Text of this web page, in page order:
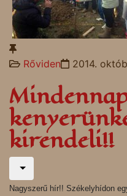
Rőviden 2014.
kirendeli!!
Nagyszerű hír!! Székelyhídon